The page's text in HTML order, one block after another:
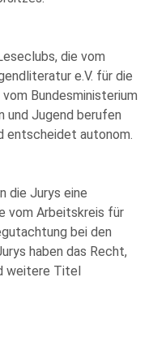
die vom
e.V. für die
Bundesministerium
und Jugend berufen
entscheidet autonom.
die Jurys eine
vom Arbeitskreis für
bei den
haben das Recht,
weitere Titel